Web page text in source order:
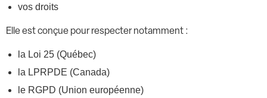
vos droits
Elle est conçue pour respecter notamment :
la Loi 25 (Québec)
la LPRPDE (Canada)
le RGPD (Union européenne)